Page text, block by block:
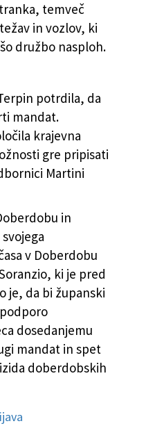
temveč
in vozlov, ki
družbo nasploh.
potrdila, da
mandat.
krajevna
gre pripisati
Martini
in
v Doberdobu
ki je pred
je, da bi županski
dosedanjemu
mandat in spet
doberdobskih